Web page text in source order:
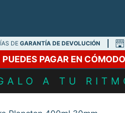
DEGARANTÍA DE DEVOLUCIÓN
PUEDES PAGAR EN
A TU